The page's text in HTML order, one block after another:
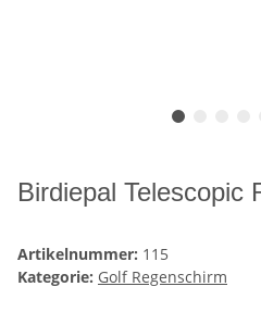
Birdiepal Telescopic
Artikelnummer: 115
Kategorie: Golf Regenschirm